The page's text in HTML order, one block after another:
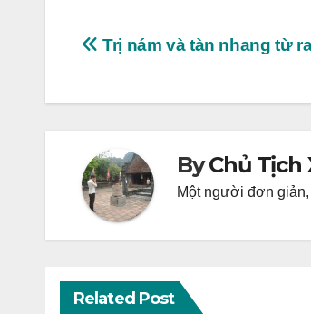
Post
Trị nám và tàn nhang từ
ByChủ Tịch
Một người đơn
Related Post